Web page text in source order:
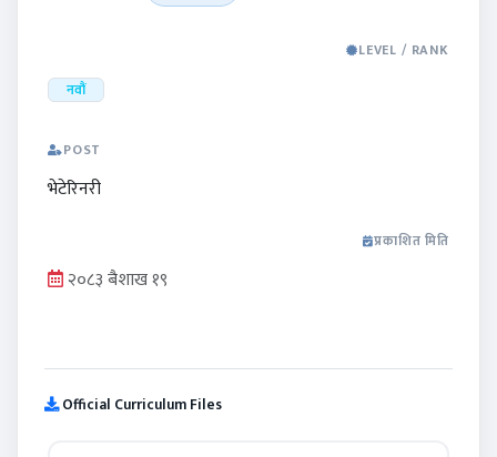
LEVEL / RANK
नवौं
POST
भेटेरिनरी
प्रकाशित मिति
२०८३ बैशाख १९
Official Curriculum Files